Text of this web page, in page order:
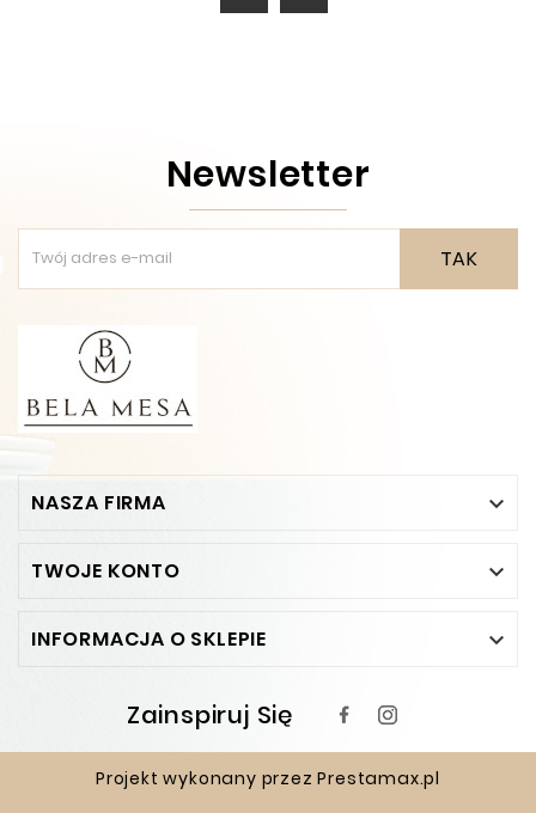
Newsletter
TAK
NASZA FIRMA 
TWOJE KONTO 
INFORMACJA O SKLEPIE 
Zainspiruj Się
Projekt wykonany przezPrestamax.pl